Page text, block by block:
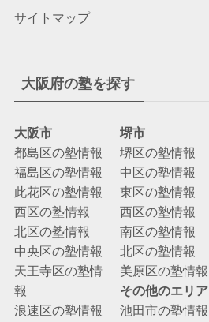
サイトマップ
大阪府の塾を探す
大阪市
都島区の塾情報
福島区の塾情報
此花区の塾情報
西区の塾情報
北区の塾情報
中央区の塾情報
天王寺区の塾情
報
浪速区の塾情報
堺市
堺区の塾情報
中区の塾情報
東区の塾情報
西区の塾情報
南区の塾情報
北区の塾情報
美原区の塾情報
その他のエリア
池田市の塾情報